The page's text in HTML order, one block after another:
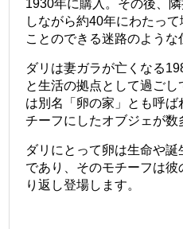
1930年に購入。その後、
しながら約40年にわたっ
ことのできる迷路のような
ダリは妻ガラが亡くなる
と生活の拠点として過ご
は別名「卵の家」とも呼
チーフにしたオブジェが数
ダリにとって卵は生命や
であり、そのモチーフは
り返し登場します。